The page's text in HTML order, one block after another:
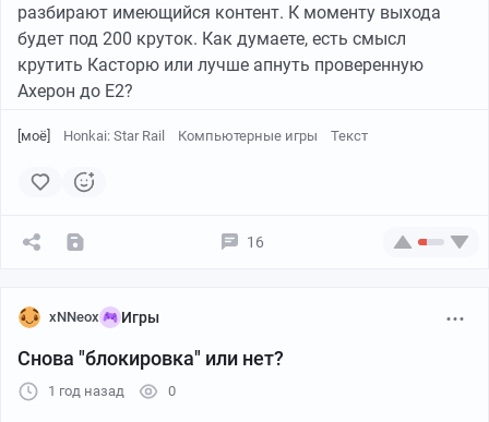
разбирают имеющийся контент. К моменту выхода
будет под 200 круток. Как думаете, есть смысл
крутить Касторю или лучше апнуть проверенную
Ахерон до Е2?
[моё] Honkai: Star Rail Компьютерные игры Текст
16
xNNeox Игры
Снова "блокировка" или нет?
1 год назад 0